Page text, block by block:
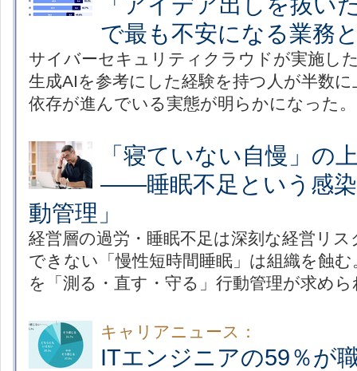
で最も不安になる業務
サイバーセキュリティクラウドが実施し
生成AIを参考にした経験を持つ人が半数
依存が進んでいる実態が明らかになった。
「寝ていない自慢」の
――睡眠不足という感
動管理」
経営層の過労・睡眠不足は深刻な経営リ
できない「慢性短時間睡眠」は組織を蝕
を「測る・直す・守る」行動管理が求め
キャリアニュース：
ITエンジニアの59％が